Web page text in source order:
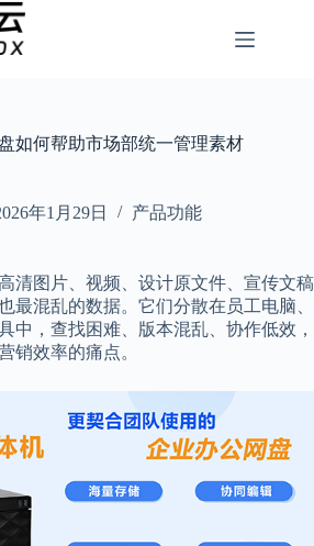
如何帮助市场部统一管理素材
年1月29日 产品功能
图片、视频、设计原文件、宣传文稿
混乱的数据。它们分散在员工电脑、
中，查找困难、版本混乱、协作低效，
销效率的痛点。